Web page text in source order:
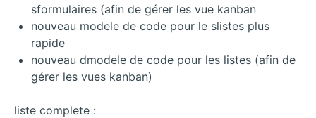
sformulaires (afin de gérer les vue kanban
nouveau modele de code pour le slistes plus
rapide
nouveau dmodele de code pour les listes (afin de
gérer les vues kanban)
liste complete :